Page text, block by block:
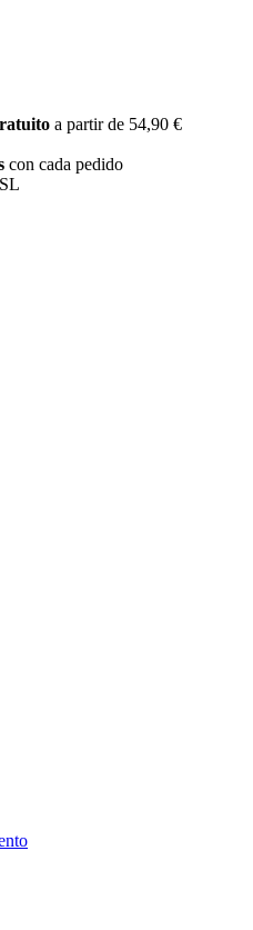
a partir de 54,90 €
con cada pedido